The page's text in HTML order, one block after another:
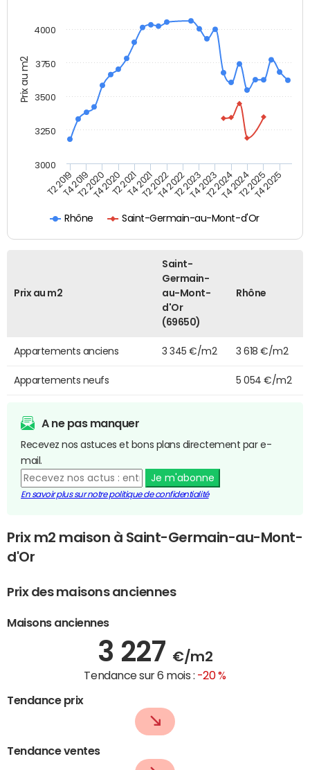
Prix au m2
Rhône Saint-Germain-au-Mont-d'Or
T2 2019T4 2019T2 2020T4 2020T2 2021T4 2021T2 2022T4 2022T2 2023T4 2023T2 2024T4 2024T2 2025T4 2025
3000
3250
3500
3750
4000
Prix au m2
Saint-
Germain-
au-Mont-
d'Or
(69650)
Rhône
Appartements anciens 3 345 €/m2 3 618 €/m2
Appartements neufs 5 054 €/m2
A ne pas manquer
Recevez nos astuces et bons plans directement par e-
mail.
Je m'abonne
En savoir plus sur notre politique de confidentialité
Prix m2 maison à Saint-Germain-au-Mont-
d'Or
Prix des maisons anciennes
Maisons anciennes
3 227 €/m2
Tendance sur 6 mois : -20 %
Tendance prix
Tendance ventes